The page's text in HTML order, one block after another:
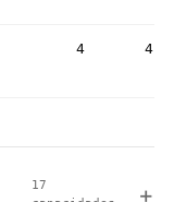
4 4
17